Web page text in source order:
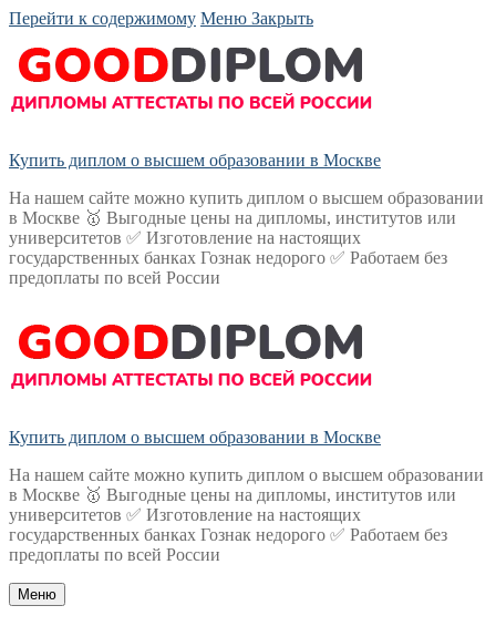
Перейти к содержимому Меню Закрыть
Купить диплом о высшем образовании в Москве
На нашем сайте можно купить диплом о высшем образовании
в Москве 🥇 Выгодные цены на дипломы, институтов или
университетов ✅ Изготовление на настоящих
государственных банках Гознак недорого ✅ Работаем без
предоплаты по всей России
Купить диплом о высшем образовании в Москве
На нашем сайте можно купить диплом о высшем образовании
в Москве 🥇 Выгодные цены на дипломы, институтов или
университетов ✅ Изготовление на настоящих
государственных банках Гознак недорого ✅ Работаем без
предоплаты по всей России
Меню